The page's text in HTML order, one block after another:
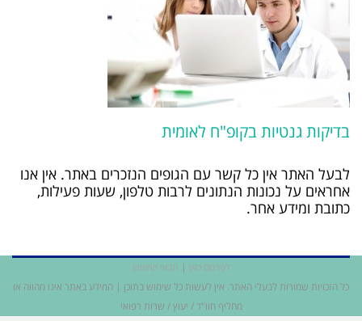
בדיקות גנטיות בקופ"ח לאומית
לבעל האתר אין כל קשר עם הגופים הנזכרים באתר. אין אנו
אחראים על נכונות הנתונים לרבות טלפון, שעות פעילות,
כתובת ומידע אחר.
לפרסם כאן | תנאי שימוש
כל הזכויות שמורות לבעלי האתר. אין לעשות כל שימוש בתוכן | המידע באתר אינו מהווה או
מחליף חוו"ד / יעוץ / שרות רפואי